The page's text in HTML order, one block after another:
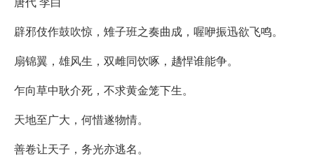
辟邪伎作鼓吹惊，雉子班之奏曲成，喔咿振迅欲飞鸣。
扇锦翼，雄风生，双雌同饮啄，趫悍谁能争。
乍向草中耿介死，不求黄金笼下生。
天地至广大，何惜遂物情。
善卷让天子，务光亦逃名。